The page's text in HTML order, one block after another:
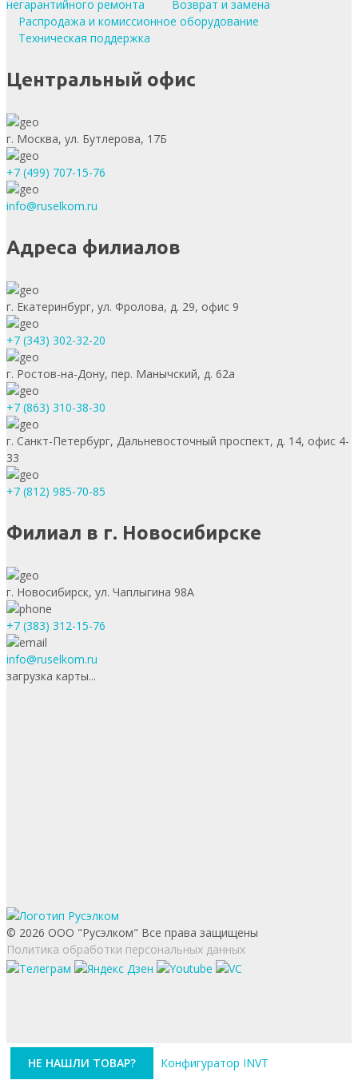
негарантийного ремонта
Возврат и замена
Распродажа и комиссионное оборудование
Техническая поддержка
Центральный офис
г. Москва, ул. Бутлерова, 17Б
+7 (499) 707-15-76
info@ruselkom.ru
Адреса филиалов
г. Екатеринбург, ул. Фролова, д. 29, офис 9
+7 (343) 302-32-20
г. Ростов-на-Дону, пер. Манычский, д. 62а
+7 (863) 310-38-30
г. Санкт-Петербург, Дальневосточный проспект, д. 14, офис 4-
33
+7 (812) 985-70-85
Филиал в г. Новосибирске
г. Новосибирск, ул. Чаплыгина 98А
+7 (383) 312-15-76
info@ruselkom.ru
загрузка карты...
© 2026 ООО "Русэлком" Все права защищены
Политика обработки персональных данных
НЕ НАШЛИ ТОВАР? Конфигуратор INVT